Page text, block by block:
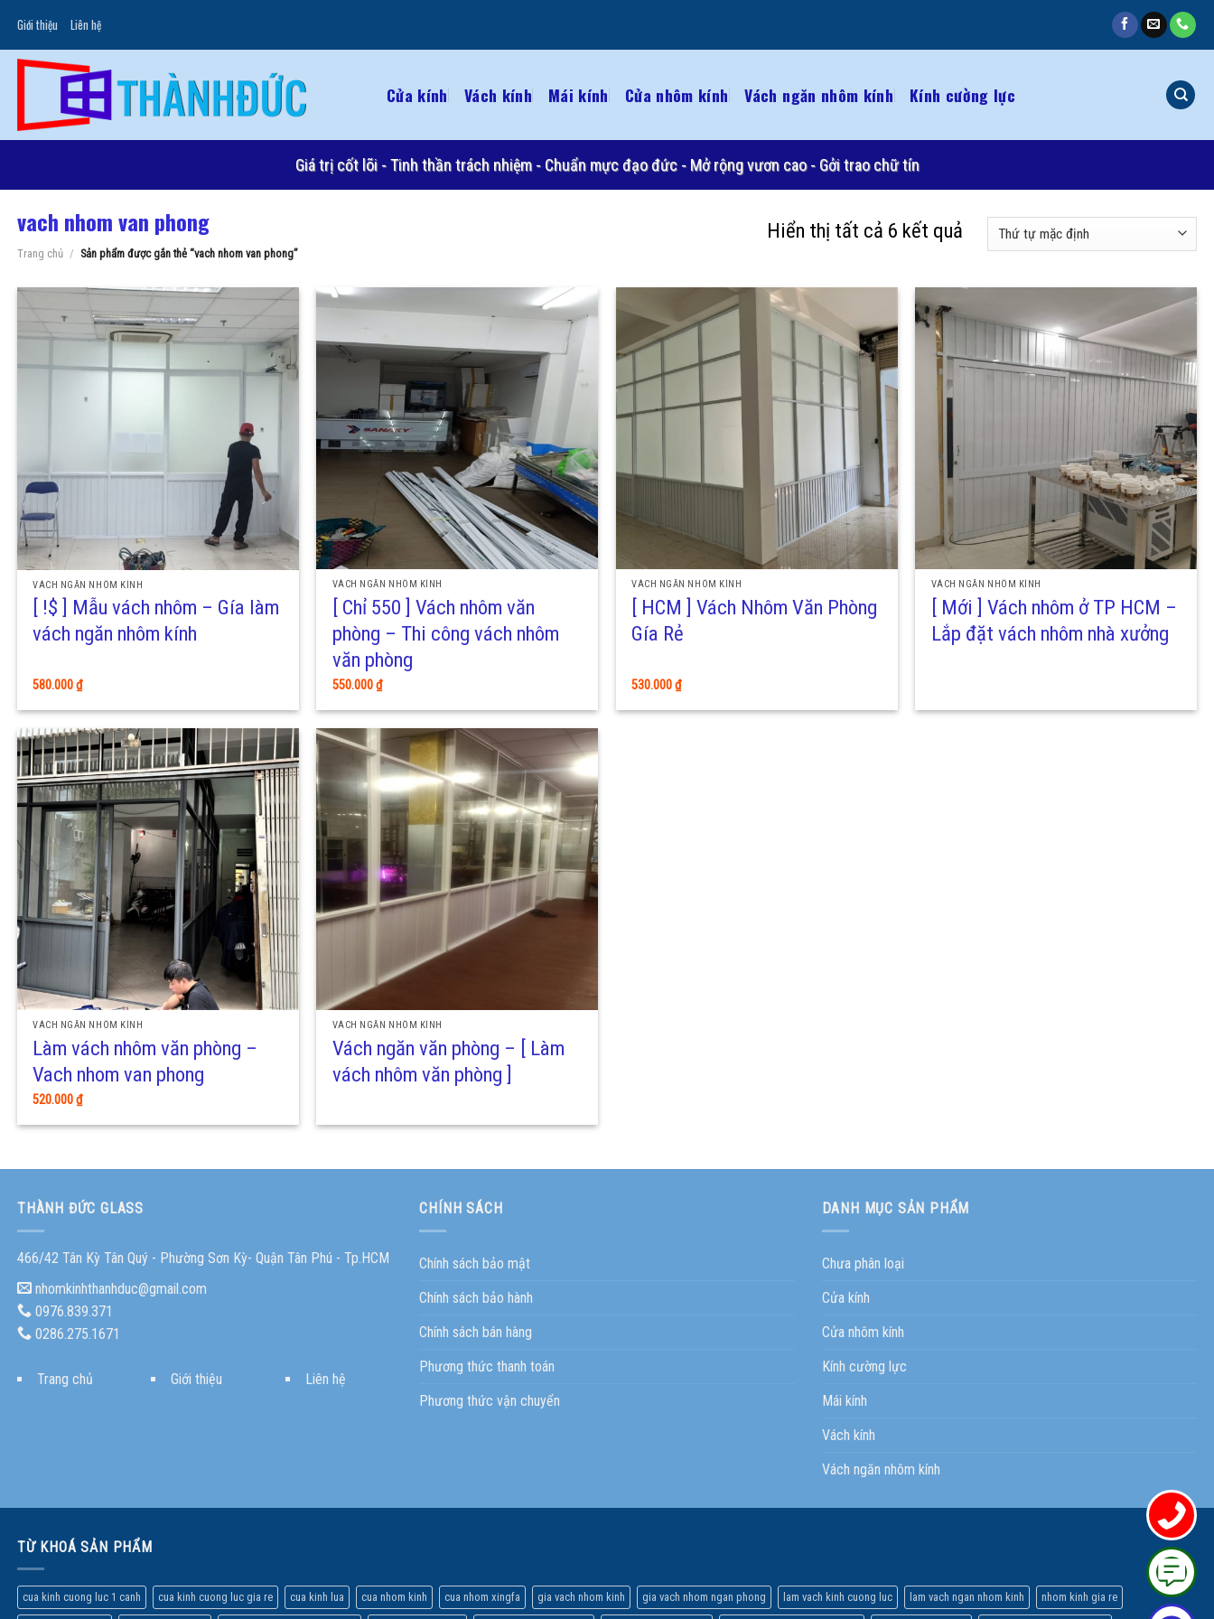
content
Giới thiệu Liên hệ
Cửa kính Vách kính Mái kính Cửa nhôm kính Vách ngăn nhôm kính Kính cường lực
Giá trị cốt lõi - Tinh thần trách nhiệm - Chuẩn mực đạo đức - Mở rộng vươn cao - Gởi trao chữ tín
vach nhom van phong
Trang chủ / Sản phẩm được gắn thẻ “vach nhom van phong”
Hiển thị tất cả 6 kết quả
VÁCH NGĂN NHÔM KÍNH
[ !$ ] Mẫu vách nhôm – Gía làm
vách ngăn nhôm kính
580.000₫
VÁCH NGĂN NHÔM KÍNH
[ Chỉ 550 ] Vách nhôm văn
phòng – Thi công vách nhôm
văn phòng
550.000₫
VÁCH NGĂN NHÔM KÍNH
[ HCM ] Vách Nhôm Văn Phòng
Gía Rẻ
530.000₫
VÁCH NGĂN NHÔM KÍNH
[ Mới ] Vách nhôm ở TP HCM –
Lắp đặt vách nhôm nhà xưởng
VÁCH NGĂN NHÔM KÍNH
Làm vách nhôm văn phòng –
Vach nhom van phong
520.000₫
VÁCH NGĂN NHÔM KÍNH
Vách ngăn văn phòng – [ Làm
vách nhôm văn phòng ]
THÀNH ĐỨC GLASS
466/42 Tân Kỳ Tân Quý - Phường Sơn Kỳ- Quận Tân Phú - Tp.HCM
nhomkinhthanhduc@gmail.com
0976.839.371
0286.275.1671
Trang chủ Giới thiệu Liên hệ
CHÍNH SÁCH
Chính sách bảo mật
Chính sách bảo hành
Chính sách bán hàng
Phương thức thanh toán
Phương thức vận chuyển
DANH MỤC SẢN PHẨM
Chưa phân loại
Cửa kính
Cửa nhôm kính
Kính cường lực
Mái kính
Vách kính
Vách ngăn nhôm kính
TỪ KHOÁ SẢN PHẨM
cua kinh cuong luc 1 canh cua kinh cuong luc gia re cua kinh lua cua nhom kinh cua nhom xingfa gia vach nhom kinh gia vach nhom ngan phong lam vach kinh cuong luc lam vach ngan nhom kinh nhom kinh gia re